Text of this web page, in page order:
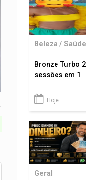
Beleza / Saúde
Bronze Turbo 2
sessões em 1
Hoje
Geral